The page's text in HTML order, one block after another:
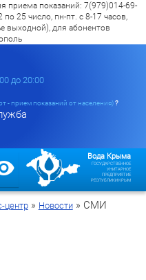
приема показаний: 7(979)014-69-
25 число, пн-пт. с 8-17 часов,
выходной), для абонентов
до 20:00
- прием показаний от населения)?
Вода Крыма
ГОСУДАРСТВЕННОЕ
УНИТАРНОЕ
ПРЕДПРИЯТИЕ
РЕСПУБЛИКИ КРЫМ
центр» Новости» СМИ